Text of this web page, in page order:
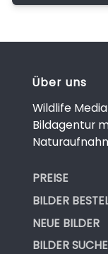
Über uns
Wildlife
Bildagentur
PREISE
BILDER
NEUE BILDER
BILDER